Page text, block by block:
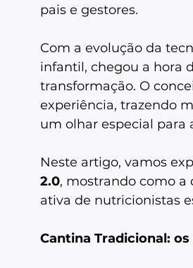
pais e gestores.
Com a evolução da
infantil, chegou a hora
transformação. O
experiência, trazendo
um olhar especial para
Neste artigo, vamos
2.0, mostrando como a
ativa de nutricionistas
Cantina Tradicional: